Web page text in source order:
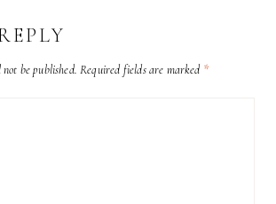
be published. Required fields are marked *